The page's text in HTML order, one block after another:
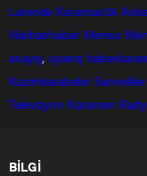
Larende Karaman24
Nalıhanhaber Memur
asayiş, uyanış
Kazımkarabekir Sarıveliler
Televizyon Karaman
BİLGİ